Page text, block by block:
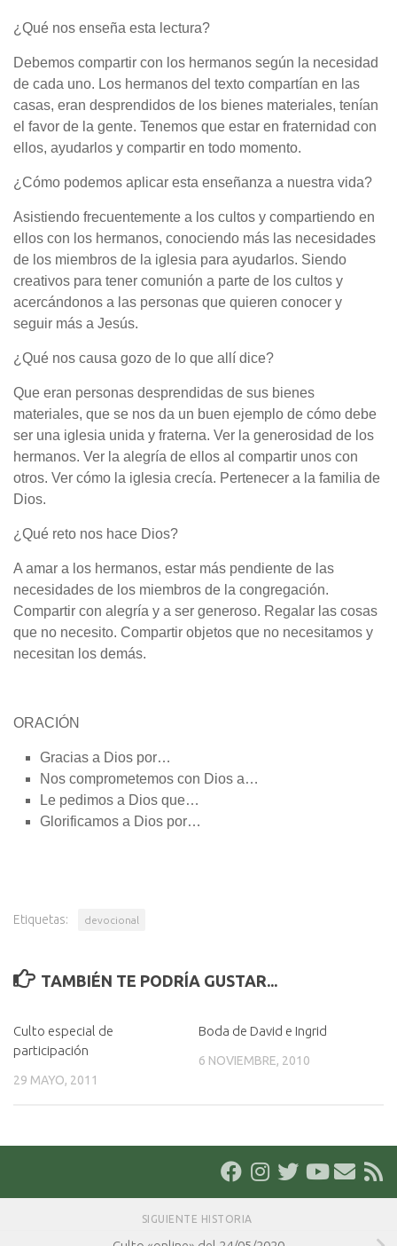
¿Qué nos enseña esta lectura?
Debemos compartir con los hermanos según la necesidad
de cada uno. Los hermanos del texto compartían en las
casas, eran desprendidos de los bienes materiales, tenían
el favor de la gente. Tenemos que estar en fraternidad con
ellos, ayudarlos y compartir en todo momento.
¿Cómo podemos aplicar esta enseñanza a nuestra vida?
Asistiendo frecuentemente a los cultos y compartiendo en
ellos con los hermanos, conociendo más las necesidades
de los miembros de la iglesia para ayudarlos. Siendo
creativos para tener comunión a parte de los cultos y
acercándonos a las personas que quieren conocer y
seguir más a Jesús.
¿Qué nos causa gozo de lo que allí dice?
Que eran personas desprendidas de sus bienes
materiales, que se nos da un buen ejemplo de cómo debe
ser una iglesia unida y fraterna. Ver la generosidad de los
hermanos. Ver la alegría de ellos al compartir unos con
otros. Ver cómo la iglesia crecía. Pertenecer a la familia de
Dios.
¿Qué reto nos hace Dios?
A amar a los hermanos, estar más pendiente de las
necesidades de los miembros de la congregación.
Compartir con alegría y a ser generoso. Regalar las cosas
que no necesito. Compartir objetos que no necesitamos y
necesitan los demás.
ORACIÓN
Gracias a Dios por…
Nos comprometemos con Dios a…
Le pedimos a Dios que…
Glorificamos a Dios por…
Etiquetas: devocional
TAMBIÉN TE PODRÍA GUSTAR...
Culto especial de
participación
29 MAYO, 2011
Boda de David e Ingrid
6 NOVIEMBRE, 2010
SIGUIENTE HISTORIA